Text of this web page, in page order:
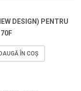
DESIGN) PENTRU
ÎN COȘ